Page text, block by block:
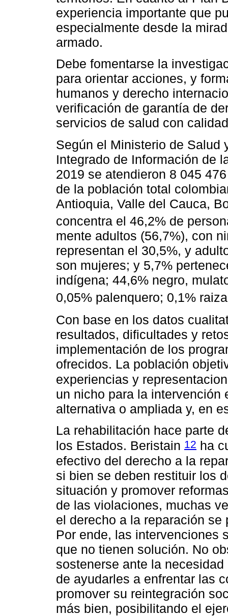
experiencia importante que
especialmente desde la
armado.
Debe fomentarse la
para orientar acciones, y
humanos y derecho
verificación de garantía de
servicios de salud con
Según el Ministerio de Salud
Integrado de Información de
2019 se atendieron 8 045
de la población total
Antioquia, Valle del Cauca,
concentra el 46,2% de
mente adultos (56,7%), con
representan el 30,5%, y
son mujeres; y 5,7%
indígena; 44,6% negro,
0,05% palenquero; 0,1%
Con base en los datos
resultados, dificultades y
implementación de los
ofrecidos. La población
experiencias y
un nicho para la
alternativa o ampliada y, en
La rehabilitación hace parte
los Estados. Beristain 12 ha
efectivo del derecho a la
si bien se deben restituir los
situación y promover
de las violaciones, muchas
el derecho a la reparación
Por ende, las intervenciones
que no tienen solución. No
sostenerse ante la
de ayudarles a enfrentar las
promover su reintegración
más bien, posibilitando el